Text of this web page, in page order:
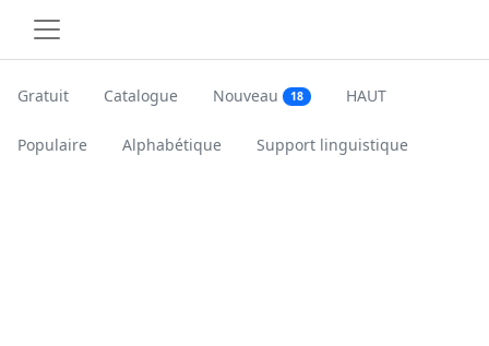
Gratuit Catalogue Nouveau 18 HAUT
Populaire Alphabétique Support linguistique